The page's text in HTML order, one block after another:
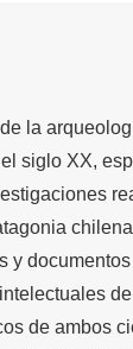
la
siglo XX,
y
de ambos